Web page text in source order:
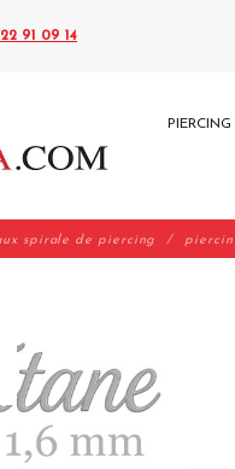
91 09 14
PIERCING
spirale de piercing